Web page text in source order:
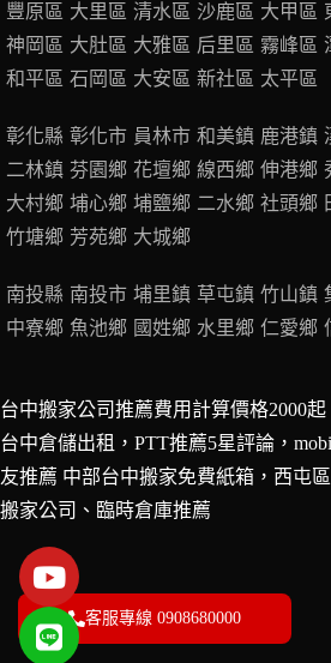
豐原區 大里區 清水區 沙鹿區 大甲區
神岡區 大肚區 大雅區 后里區 霧峰區
和平區 石岡區 大安區 新社區 太平區
彰化縣 彰化市 員林市 和美鎮 鹿港鎮
二林鎮 芬園鄉 花壇鄉 線西鄉 伸港鄉
大村鄉 埔心鄉 埔鹽鄉 二水鄉 社頭鄉
竹塘鄉 芳苑鄉 大城鄉
南投縣 南投市 埔里鎮 草屯鎮 竹山鎮
中寮鄉 魚池鄉 國姓鄉 水里鄉 仁愛鄉
台中搬家公司推薦費用計算價格2000
台中倉儲出租，PTT推薦5星評論，
友推薦 中部台中搬家免費紙箱，西屯
搬家公司、 臨時倉庫推薦
客服專線 0908680000